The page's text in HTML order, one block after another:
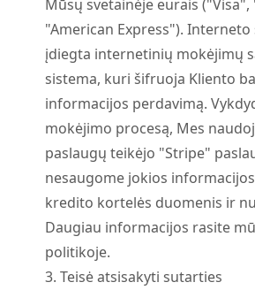
Mūsų svetainėje eurais
"American Express"). Interneto
įdiegta internetinių mokėjimų
sistema, kuri šifruoja Kliento
informacijos perdavimą.
mokėjimo procesą, Mes
paslaugų teikėjo "Stripe"
nesaugome jokios informacijos
kredito kortelės duomenis ir
Daugiau informacijos rasite
politikoje.
3. Teisė atsisakyti sutarties